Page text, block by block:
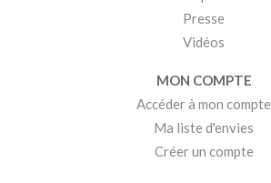
Presse
Vidéos
MON COMPTE
Accéder à mon compte
Ma liste d'envies
Créer un compte